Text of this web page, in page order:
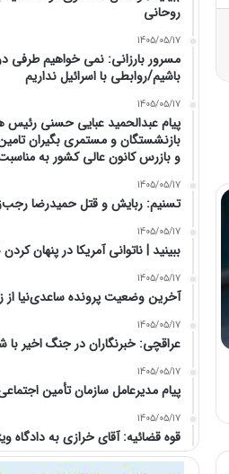
روحانی
1405/05/17
مسرور بارزانی: نمی خواهیم طرفی
باشیم/روابطی با اسرائیل نداریم
1405/05/17
پیام عبدالحمید عبایی حسنی رئیس
بازنشستگان و مستمری بگیران
و بازرس کانون عالی کشور به
1405/05/17
تسنیم: ربایش و قتل حمیدرضا
1405/05/17
‏ببینید | ناتوانی آمریکا در پنهان
1405/05/17
آخرین وضعیت پرونده ساعدی‌نیا از
1405/05/17
عراقچی: خبرنگاران در جنگ اخیر با
1405/05/17
پیام مدیرعامل سازمان تأمین
1405/05/17
قوه قضائیه: آقای خرازی به دادگاه